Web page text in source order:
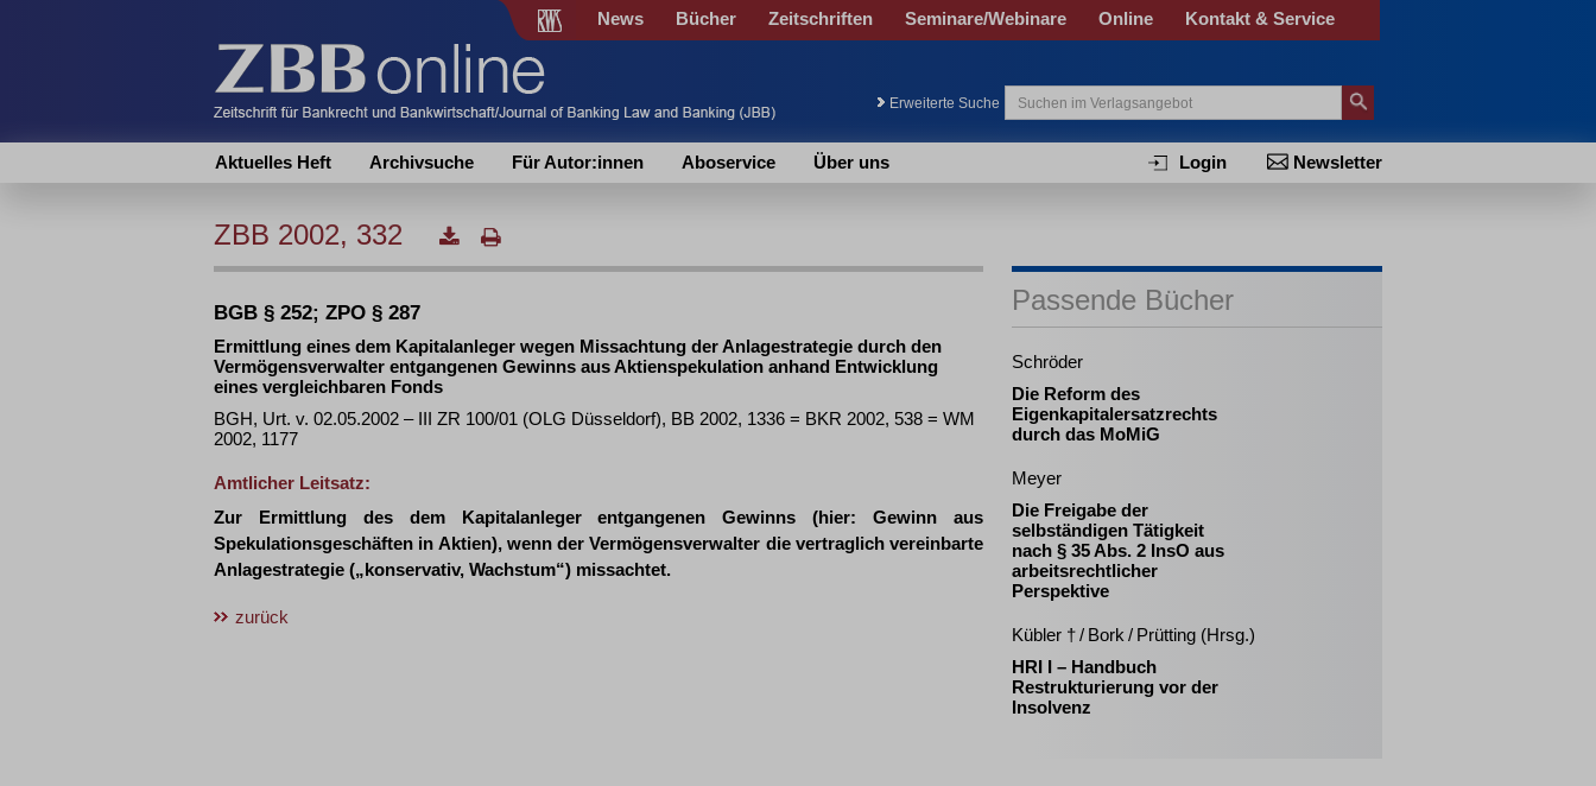
News Bücher Zeitschriften Seminare/Webinare Online Kontakt & Service
Erweiterte Suche
Aktuelles Heft Archivsuche Für Autor:innen Aboservice Über uns Newsletter
Login
ZBB 2002, 332
BGB § 252; ZPO § 287
Ermittlung eines dem Kapitalanleger wegen Missachtung der Anlagestrategie durch den
Vermögensverwalter entgangenen Gewinns aus Aktienspekulation anhand Entwicklung
eines vergleichbaren Fonds
BGH, Urt. v. 02.05.2002 – III ZR 100/01 (OLG Düsseldorf), BB 2002, 1336 = BKR 2002, 538 = WM
2002, 1177
Amtlicher Leitsatz:
Zur Ermittlung des dem Kapitalanleger entgangenen Gewinns (hier: Gewinn aus
Spekulationsgeschäften in Aktien), wenn der Vermögensverwalter die vertraglich vereinbarte
Anlagestrategie („konservativ, Wachstum“) missachtet.
zurück
Passende Bücher
Schröder
Die Reform des
Eigenkapitalersatzrechts
durch das MoMiG
Meyer
Die Freigabe der
selbständigen Tätigkeit
nach § 35 Abs. 2 InsO aus
arbeitsrechtlicher
Perspektive
Kübler † / Bork / Prütting (Hrsg.)
HRI I – Handbuch
Restrukturierung vor der
Insolvenz